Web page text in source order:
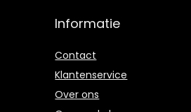
Informatie
Contact
Klantenservice
Over ons